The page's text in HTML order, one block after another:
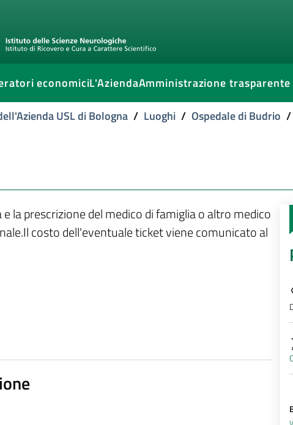
economiciL'AziendaAmministrazione trasparente
USL di Bologna / Luoghi / Ospedale di Budrio /
la prescrizione del medico di famiglia o altro medico
costo dell'eventuale ticket viene comunicato al